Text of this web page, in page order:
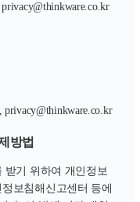
방법
받기 위하여 개인정보
보침해신고센터 등에